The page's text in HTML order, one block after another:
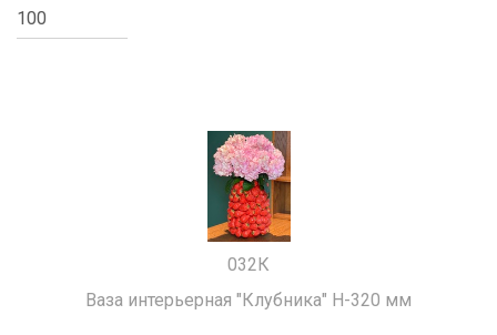
032К
Ваза интерьерная "Клубника" H-320 мм